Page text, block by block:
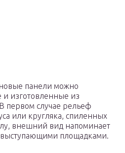
панели можно
и изготовленные из
первом случае рельеф
или кругляка, спиленных
внешний вид напоминает
площадками.